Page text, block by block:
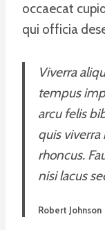
occaecat
qui officia
Viverra
tempus
arcu felis
quis viverra
rhoncus.
nisi lacus
Robert Johnson